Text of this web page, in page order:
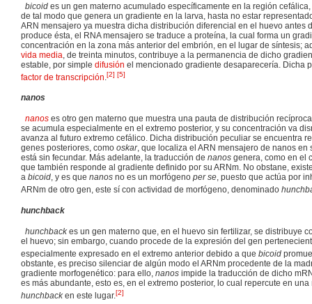
bicoid es un gen materno acumulado específicamente en la región
de tal modo que genera un gradiente en la larva, hasta no estar
ARN mensajero ya muestra dicha distribución diferencial en el huevo antes
produce ésta, el RNA mensajero se traduce a proteína, la cual forma un
concentración en la zona más anterior del embrión, en el lugar de síntesis;
vida media , de treinta minutos, contribuye a la permanencia de dicho
estable, por simple difusión el mencionado gradiente desaparecería. Dicha
factor de transcripción [2] [5]
nanos
nanos es otro gen materno que muestra una pauta de distribución
se acumula especialmente en el extremo posterior, y su concentración va
avanza al futuro extremo cefálico. Dicha distribución peculiar se encuentra
genes posteriores, como oskar, que localiza el ARN mensajero de nanos
está sin fecundar. Más adelante, la traducción de nanos genera, como en el
que también responde al gradiente definido por su ARNm. No obstane,
a bicoid, y es que nanos no es un morfógeno per se, puesto que actúa por
ARNm de otro gen, este sí con actividad de morfógeno, denominado
hunchback
hunchbackes un gen materno que, en el huevo sin fertilizar, se distribuye
el huevo; sin embargo, cuando procede de la expresión del gen
especialmente expresado en el extremo anterior debido a que bicoid
obstante, es preciso silenciar de algún modo el ARNm procedente de la
gradiente morfogenético: para ello, nanos impide la traducción de dicho
es más abundante, esto es, en el extremo posterior, lo cual repercute en
hunchbacken este lugar.[2]